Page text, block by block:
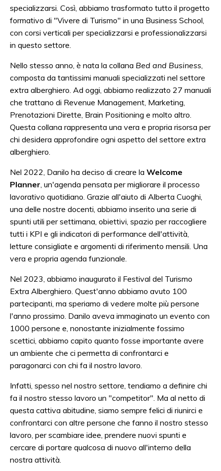
specializzarsi. Così, abbiamo trasformato tutto il progetto
formativo di "Vivere di Turismo" in una Business School,
con corsi verticali per specializzarsi e professionalizzarsi
in questo settore.
Nello stesso anno, è nata la collana Bed and Business
composta da tantissimi manuali specializzati nel settore
extra alberghiero. Ad oggi, abbiamo realizzato 27 manuali
che trattano di Revenue Management, Marketing,
Prenotazioni Dirette, Brain Positioning e molto altro.
Questa collana rappresenta una vera e propria risorsa per
chi desidera approfondire ogni aspetto del settore extra
alberghiero.
Nel 2022, Danilo ha deciso di creare la Welcome
Planner , un'agenda pensata per migliorare il processo
lavorativo quotidiano. Grazie all'aiuto di Alberta Cuoghi,
una delle nostre docenti, abbiamo inserito una serie di
spunti utili per settimana, obiettivi, spazio per raccogliere
tutti i KPI e gli indicatori di performance dell'attività,
letture consigliate e argomenti di riferimento mensili. Una
vera e propria agenda funzionale.
Nel 2023, abbiamo inaugurato il Festival del Turismo
Extra Alberghiero. Quest'anno abbiamo avuto 100
partecipanti, ma speriamo di vedere molte più persone
l'anno prossimo. Danilo aveva immaginato un evento con
1000 persone e, nonostante inizialmente fossimo
scettici, abbiamo capito quanto fosse importante avere
un ambiente che ci permetta di confrontarci e
paragonarci con chi fa il nostro lavoro.
Infatti, spesso nel nostro settore, tendiamo a definire chi
fa il nostro stesso lavoro un "competitor". Ma al netto di
questa cattiva abitudine, siamo sempre felici di riunirci e
confrontarci con altre persone che fanno il nostro stesso
lavoro, per scambiare idee, prendere nuovi spunti e
cercare di portare qualcosa di nuovo all'interno della
nostra attività.